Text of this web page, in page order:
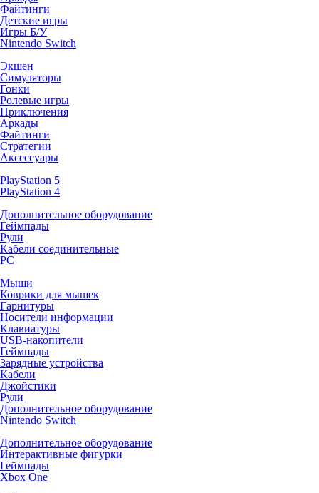
Файтинги
Детские игры
Игры Б/У
Nintendo Switch
Экшен
Симуляторы
Гонки
Ролевые игры
Приключения
Аркады
Файтинги
Стратегии
Аксессуары
PlayStation 5
PlayStation 4
Дополнительное оборудование
Геймпады
Рули
Кабели соединительные
PC
Мыши
Коврики для мышек
Гарнитуры
Носители информации
Клавиатуры
USB-накопители
Геймпады
Зарядные устройства
Кабели
Джойстики
Рули
Дополнительное оборудование
Nintendo Switch
Дополнительное оборудование
Интерактивные фигурки
Геймпады
Xbox One